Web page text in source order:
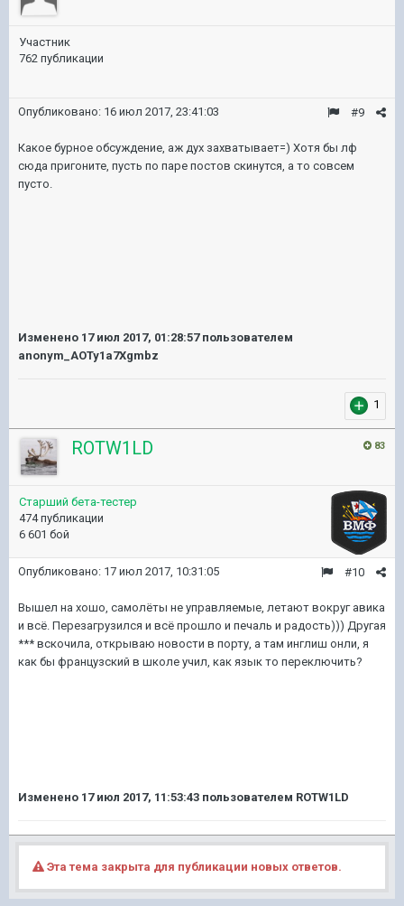
Участник
762 публикации
#9
Опубликовано: 16 июл 2017, 23:41:03
Какое бурное обсуждение, аж дух захватывает=) Хотя бы лф
сюда пригоните, пусть по паре постов скинутся, а то совсем
пусто.
Изменено 17 июл 2017, 01:28:57пользователем
anonym_AOTy1a7Xgmbz
1
83
ROTW1LD
Старший бета-тестер
474 публикации
6 601 бой
#10
Опубликовано: 17 июл 2017, 10:31:05
Вышел на хошо, самолёты не управляемые, летают вокруг авика
и всё. Перезагрузился и всё прошло и печаль и радость))) Другая
*** вскочила, открываю новости в порту, а там инглиш онли, я
как бы французский в школе учил, как язык то переключить?
Изменено 17 июл 2017, 11:53:43 пользователем ROTW1LD
Эта тема закрыта для публикации новых ответов.